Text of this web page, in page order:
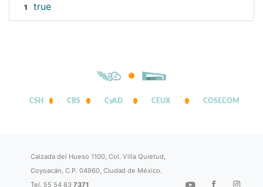
1 true
CSH CBS CyAD CEUX COSECOM
Calzada del Hueso 1100, Col. Villa Quietud,
Coyoacán, C.P. 04960, Ciudad de México.
Tel. 55 54 837371